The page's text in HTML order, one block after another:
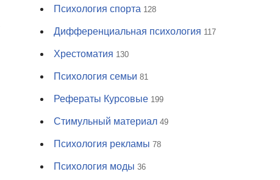
Психология спорта 128
Дифференциальная психология 117
Хрестоматия 130
Психология семьи 81
Рефераты Курсовые 199
Стимульный материал 49
Психология рекламы 78
Психология моды 36